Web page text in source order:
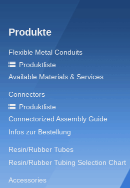
Produkte
Flexible Metal Conduits
Produktliste
Available Materials & Services
Connectors
Produktliste
Connectorized Assembly Guide
Infos zur Bestellung
Resin/Rubber Tubes
Resin/Rubber Tubing Selection Chart
Accessories